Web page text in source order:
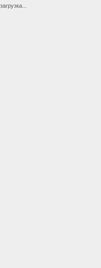
загрузка...